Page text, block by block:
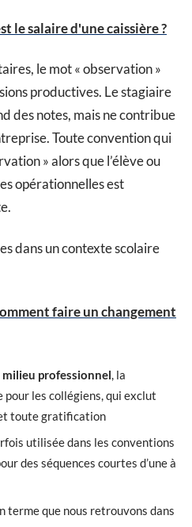
le salaire d'une caissière ?
le mot « observation »
productives. Le stagiaire
des notes, mais ne contribue
Toute convention qui
» alors que l’élève ou
opérationnelles est
dans un contexte scolaire
faire un changement
milieu professionnel, la
les collégiens, qui exclut
toute gratification
utilisée dans les conventions
des séquences courtes d’une à
terme que nous retrouvons dans